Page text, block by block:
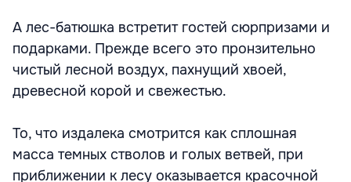
А лес-батюшка встретит гостей сюрпризами и
подарками. Прежде всего это пронзительно
чистый лесной воздух, пахнущий хвоей,
древесной корой и свежестью.
То, что издалека смотрится как сплошная
масса темных стволов и голых ветвей, при
приближении к лесу оказывается красочной